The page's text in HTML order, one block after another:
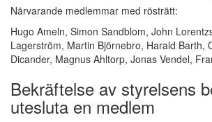
Närvarande medlemmar med rösträtt:
Hugo Ameln, Simon Sandblom, John
Lagerström, Martin Björnebro, Harald Barth,
Dicander, Magnus Ahltorp, Jonas Vendel,
Bekräftelse av styrelsens
utesluta en medlem